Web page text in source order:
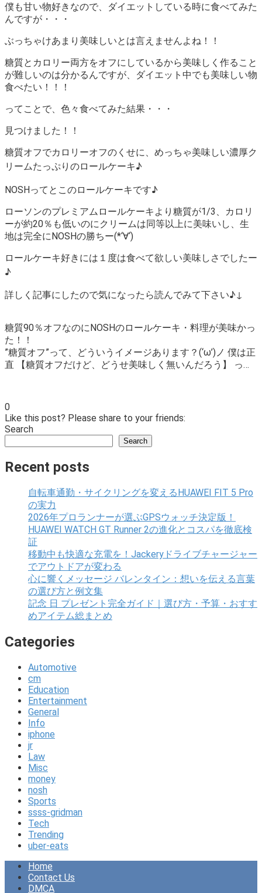
僕も甘い物好きなので、ダイエットしている時に食べてみた
んですが・・・
ぶっちゃけあまり美味しいとは言えませんよね！！
糖質とカロリー両方をオフにしているから美味しく作ること
が難しいのは分かるんですが、
ダイエット中でも美味しい物
食べたい！！！
ってことで、色々食べてみた結果・・・
見つけました！！
糖質オフでカロリーオフのくせに、めっちゃ美味しい濃厚ク
リームたっぷりのロールケーキ♪
NOSHってとこのロールケーキです♪
ローソンのプレミアムロールケーキより糖質が1/3、カロリ
ーが約20％も低いのにクリームは同等以上に美味いし、生
地は完全にNOSHの勝ちー(*‘∀‘)
ロールケーキ好きには１度は食べて欲しい美味しさでしたー
♪
詳しく記事にしたので気になったら読んでみて下さい♪↓
糖質90％オフなのにNOSHのロールケーキ・料理が美味かっ
た！！
”糖質オフ”って、どういうイメージあります？(‘ω’)ノ 僕は正
直 【糖質オフだけど、どうせ美味しく無いんだろう】 っ…
0
Like this post? Please share to your friends:
Search
Search
Recent posts
自転車通勤・サイクリングを変えるHUAWEI FIT 5 Pro
の実力
2026年プロランナーが選ぶGPSウォッチ決定版！
HUAWEI WATCH GT Runner 2の進化とコスパを徹底検
証
移動中も快適な充電を！Jackeryドライブチャージャー
でアウトドアが変わる
心に響くメッセージ バレンタイン：想いを伝える言葉
の選び方と例文集
記念 日 プレゼント完全ガイド｜選び方・予算・おすす
めアイテム総まとめ
Categories
Automotive
cm
Education
Entertainment
General
Info
iphone
jr
Law
Misc
money
nosh
Sports
ssss-gridman
Tech
Trending
uber-eats
Home
Contact Us
DMCA